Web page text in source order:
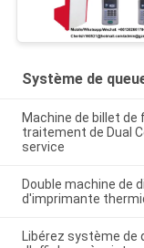
Système de
Machine de billet
traitement de Dual
service
Double machine de
d'imprimante
Libérez système de